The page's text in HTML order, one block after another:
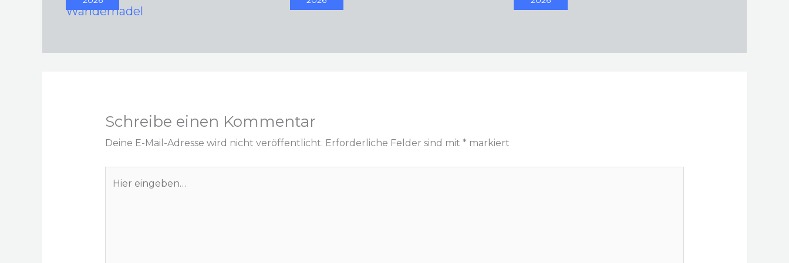
Wandernadel
Schreibe einen Kommentar
Deine E-Mail-Adresse wird nicht veröffentlicht. Erforderliche Felder sind mit * markiert